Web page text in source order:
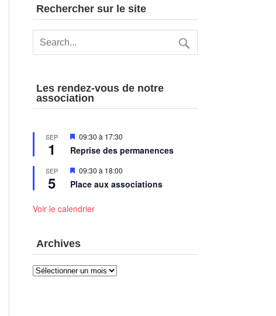
Rechercher sur le site
Les rendez-vous de notre
association
SEP
1
Mis
avant
09:30 à 17:30
Reprise des permanences
SEP
5
Mis
avant
09:30 à 18:00
Place aux associations
Voir le calendrier
Archives
Archives